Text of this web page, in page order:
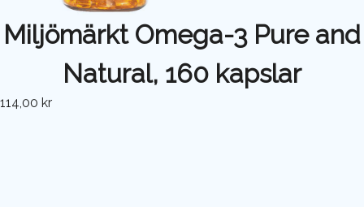
Miljömärkt Omega-3 Pure and
Natural, 160 kapslar
114,00 kr